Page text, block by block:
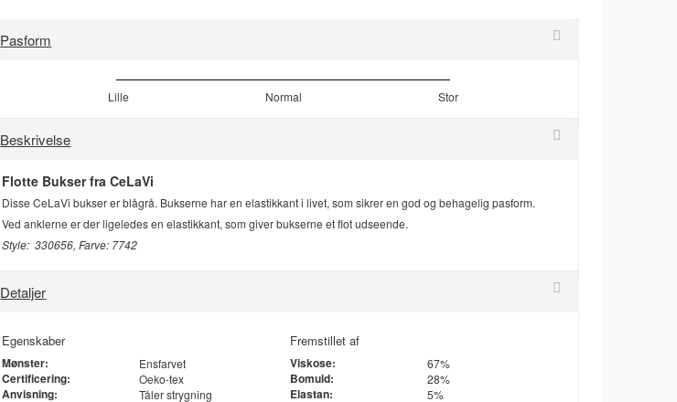
Pasform
Lille Normal Stor
Beskrivelse
Flotte Bukser fra CeLaVi
Disse CeLaVi bukser er blågrå. Bukserne har en elastikkant i livet, som sikrer en god og behagelig pasform.
Ved anklerne er der ligeledes en elastikkant, som giver bukserne et flot udseende.
Style: 330656, Farve: 7742
Detaljer
Egenskaber
Mønster: Ensfarvet
Certificering: Oeko-tex
Anvisning: Tåler strygning
Fremstillet af
Viskose: 67%
Bomuld: 28%
Elastan: 5%